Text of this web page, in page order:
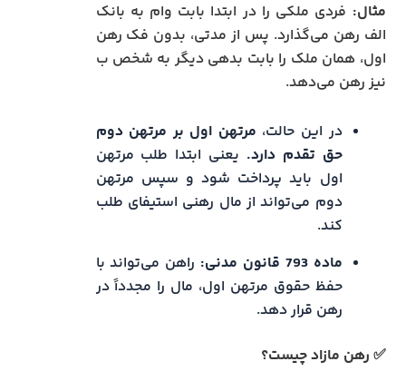
مثال: فردی ملکی را در ابتدا بابت وام به بانک
الف رهن می‌گذارد. پس از مدتی، بدون فک رهن
اول، همان ملک را بابت بدهی دیگر به شخص ب
نیز رهن می‌دهد.
در این حالت، مرتهن اول بر مرتهن دوم
حق تقدم دارد. یعنی ابتدا طلب مرتهن
اول باید پرداخت شود و سپس مرتهن
دوم می‌تواند از مال رهنی استیفای طلب
کند.
ماده 793 قانون مدنی:
راهن می‌تواند با
حفظ حقوق مرتهن اول، مال را مجدداً در
رهن قرار دهد.
✅ رهن مازاد چیست؟